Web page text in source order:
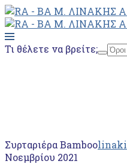
Τι θέλετε να βρείτε;
Συρταριέρα Bamboolinaki
Νοεμβρίου 2021